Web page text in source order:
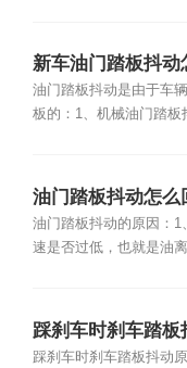
新车油门踏板抖动
油门踏板抖动是由于车
板的：1、机械油门踏板
油门踏板抖动怎么
油门踏板抖动的原因：
速是否过低，也就是油
踩刹车时刹车踏
踩刹车时刹车踏板抖动